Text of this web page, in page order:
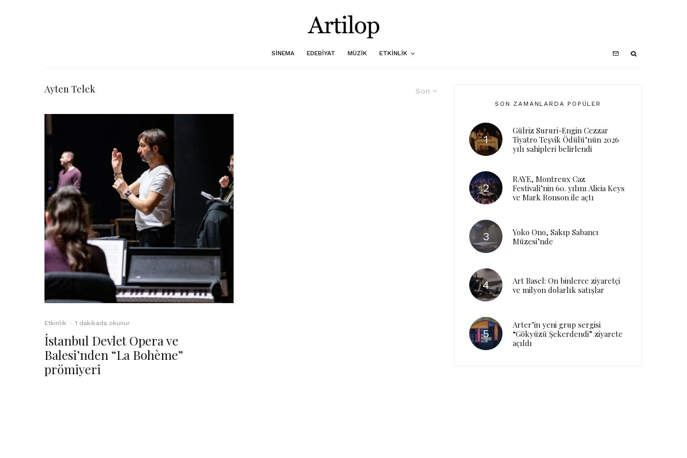
SINEMA EDEBIYAT MÜZIK ETKINLIK
Son
Ayten Telek
Etkinlik · 1 dakikada okunur
İstanbul Devlet Opera ve
Balesi’nden “La Bohème”
prömiyeri
SON ZAMANLARDA POPÜLER
Gülriz Sururi-Engin Cezzar
Tiyatro Teşvik Ödülü’nün 2026
yılı sahipleri belirlendi
RAYE, Montreux Caz
Festivali’nin 60. yılını Alicia Keys
ve Mark Ronson ile açtı
Yoko Ono, Sakıp Sabancı
Müzesi’nde
Art Basel: On binlerce ziyaretçi
ve milyon dolarlık satışlar
Arter’in yeni grup sergisi
“Gökyüzü Şekerdendi” ziyarete
açıldı